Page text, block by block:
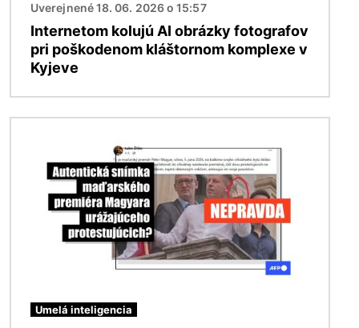
Uverejnené 18. 06. 2026 o 15:57
Internetom kolujú AI obrázky fotografov
pri poškodenom kláštornom komplexe v
Kyjeve
Umelá inteligencia